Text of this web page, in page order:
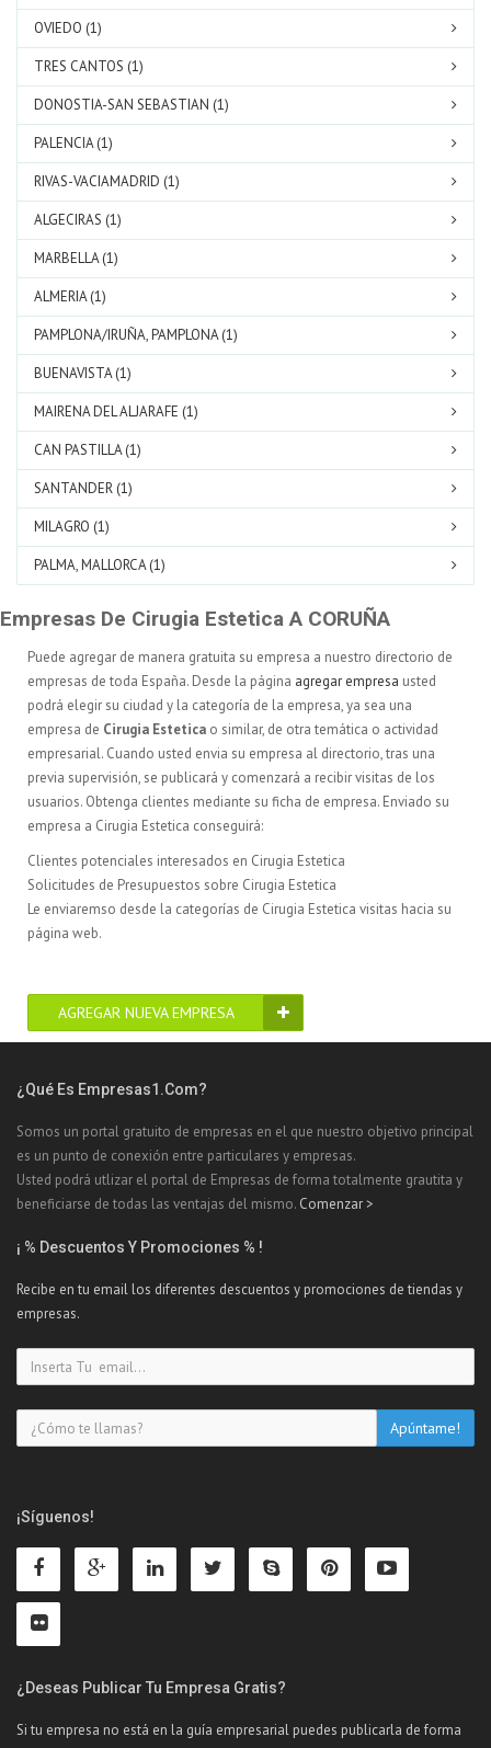
OVIEDO (1)
TRES CANTOS (1)
DONOSTIA-SAN SEBASTIAN (1)
PALENCIA (1)
RIVAS-VACIAMADRID (1)
ALGECIRAS (1)
MARBELLA (1)
ALMERIA (1)
PAMPLONA/IRUÑA, PAMPLONA (1)
BUENAVISTA (1)
MAIRENA DEL ALJARAFE (1)
CAN PASTILLA (1)
SANTANDER (1)
MILAGRO (1)
PALMA, MALLORCA (1)
Empresas De Cirugia Estetica A CORUÑA
Puede agregar de manera gratuita su empresa a nuestro directorio de
empresas de toda España. Desde la página agregar empresa usted
podrá elegir su ciudad y la categoría de la empresa, ya sea una
empresa de Cirugia Estetica o similar, de otra temática o actividad
empresarial. Cuando usted envia su empresa al directorio, tras una
previa supervisión, se publicará y comenzará a recibir visitas de los
usuarios. Obtenga clientes mediante su ficha de empresa. Enviado su
empresa a Cirugia Estetica conseguirá:
Clientes potenciales interesados en Cirugia Estetica
Solicitudes de Presupuestos sobre Cirugia Estetica
Le enviaremso desde la categorías de Cirugia Estetica visitas hacia su
página web.
AGREGAR NUEVA EMPRESA
¿Qué Es Empresas1.com?
Somos un portal gratuito de empresas en el que nuestro objetivo principal
es un punto de conexión entre particulares y empresas.
Usted podrá utlizar el portal de Empresas de forma totalmente grautita y
beneficiarse de todas las ventajas del mismo. Comenzar >
¡ % Descuentos Y Promociones % !
Recibe en tu email los diferentes descuentos y promociones de tiendas y
empresas.
¡Síguenos!
¿Deseas Publicar Tu Empresa Gratis?
Si tu empresa no está en la guía empresarial puedes publicarla de forma